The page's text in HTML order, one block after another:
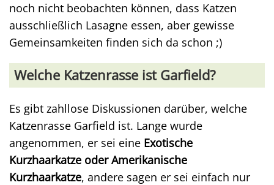
noch nicht beobachten können, dass Katzen
ausschließlich Lasagne essen, aber gewisse
Gemeinsamkeiten finden sich da schon ;)
Welche Katzenrasse ist Garfield?
Es gibt zahllose Diskussionen darüber, welche
Katzenrasse Garfield ist. Lange wurde
angenommen, er sei eine Exotische
Kurzhaarkatze oder Amerikanische
Kurzhaarkatze, andere sagen er sei einfach nur